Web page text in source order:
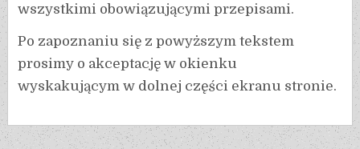
wszystkimi obowiązującymi przepisami.
Po zapoznaniu się z powyższym tekstem
prosimy o akceptację w okienku
wyskakującym w dolnej części ekranu stronie.